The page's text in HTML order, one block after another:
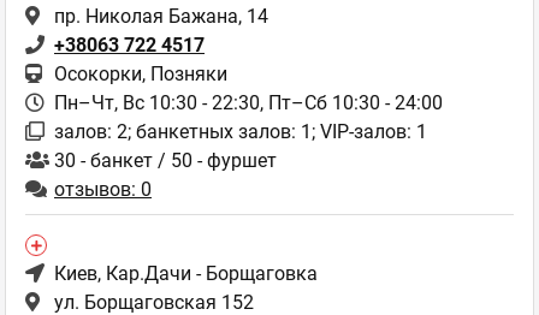
пр. Николая Бажана, 14
+38063 722 4517
Осокорки, Позняки
Пн–Чт, Вс 10:30 - 22:30, Пт–Сб 10:30 - 24:00
залов: 2; банкетных залов: 1; VIP-залов: 1
30 - банкет / 50 - фуршет
отзывов: 0
Киев, Кар.Дачи - Борщаговка
ул. Борщаговская 152